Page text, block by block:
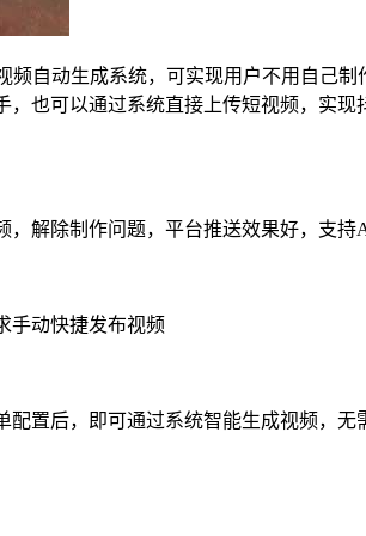
自动生成系统，可实现用户不用自己
也可以通过系统直接上传短视频，实
解除制作问题，平台推送效果好，支
手动快捷发布视频
置后，即可通过系统智能生成视频，